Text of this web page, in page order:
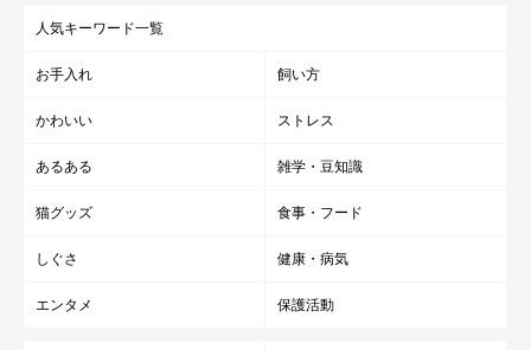
人気キーワード一覧
お手入れ 飼い方
かわいい ストレス
あるある 雑学・豆知識
猫グッズ 食事・フード
しぐさ 健康・病気
エンタメ 保護活動